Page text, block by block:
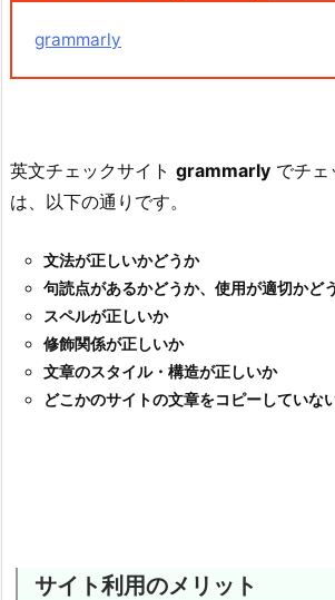
grammarly
英文チェックサイト grammarly でチェ
は、以下の通りです。
文法が正しいかどうか
句読点があるかどうか、使用が適切かど
スペルが正しいか
修飾関係が正しいか
文章のスタイル・構造が正しいか
どこかのサイトの文章をコピーしていな
サイト利用のメリット